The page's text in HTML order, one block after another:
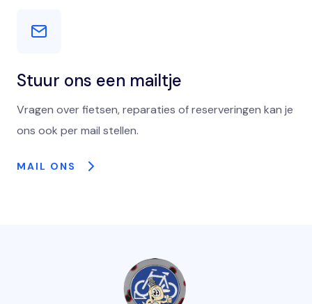
Stuur ons een mailtje
Vragen over fietsen, reparaties of reserveringen kan je
ons ook per mail stellen.
MAIL ONS